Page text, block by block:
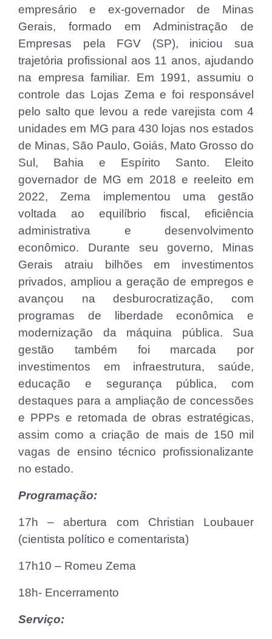
empresário e ex-governador de Minas
Gerais, formado em Administração de
Empresas pela FGV (SP), iniciou sua
trajetória profissional aos 11 anos, ajudando
na empresa familiar. Em 1991, assumiu o
controle das Lojas Zema e foi responsável
pelo salto que levou a rede varejista com 4
unidades em MG para 430 lojas nos estados
de Minas, São Paulo, Goiás, Mato Grosso do
Sul, Bahia e Espírito Santo. Eleito
governador de MG em 2018 e reeleito em
2022, Zema implementou uma gestão
voltada ao equilíbrio fiscal, eficiência
administrativa e desenvolvimento
econômico. Durante seu governo, Minas
Gerais atraiu bilhões em investimentos
privados, ampliou a geração de empregos e
avançou na desburocratização, com
programas de liberdade econômica e
modernização da máquina pública. Sua
gestão também foi marcada por
investimentos em infraestrutura, saúde,
educação e segurança pública, com
destaques para a ampliação de concessões
e PPPs e retomada de obras estratégicas,
assim como a criação de mais de 150 mil
vagas de ensino técnico profissionalizante
no estado.
Programação:
17h – abertura com Christian Loubauer
(cientista político e comentarista)
17h10 – Romeu Zema
18h- Encerramento
Serviço: